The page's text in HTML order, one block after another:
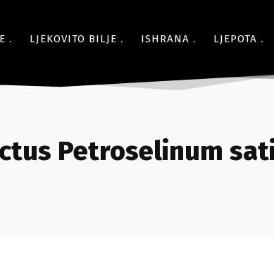
LJEKOVITO BILJE ISHRANA LJEPOTA
Petroselinum